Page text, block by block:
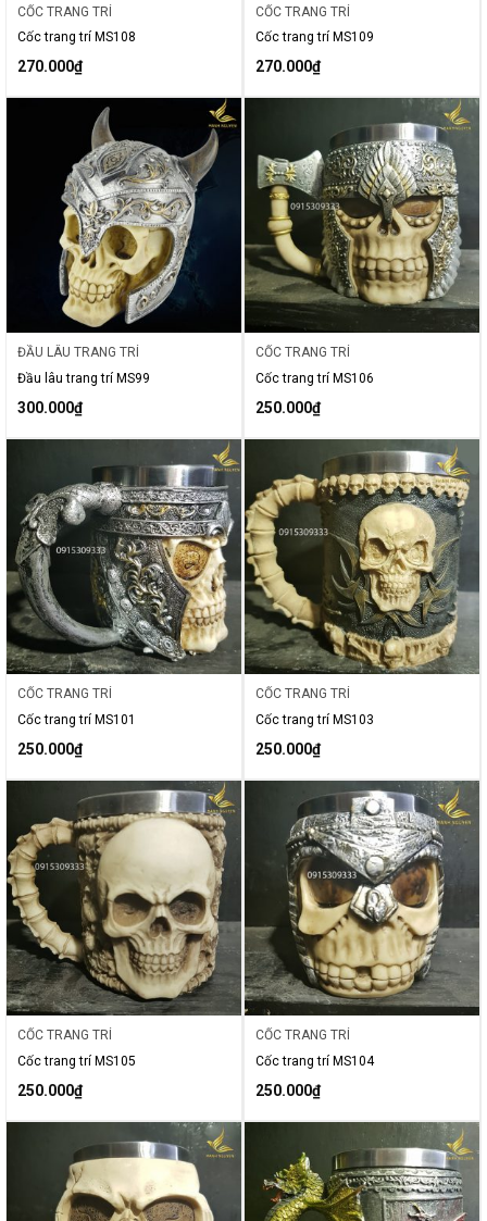
CỐC TRANG TRÍ
Cốc trang trí MS108
270.000₫
CỐC TRANG TRÍ
Cốc trang trí MS109
270.000₫
ĐẦU LÂU TRANG TRÍ
Đầu lâu trang trí MS99
300.000₫
CỐC TRANG TRÍ
Cốc trang trí MS106
250.000₫
CỐC TRANG TRÍ
Cốc trang trí MS101
250.000₫
CỐC TRANG TRÍ
Cốc trang trí MS103
250.000₫
CỐC TRANG TRÍ
Cốc trang trí MS105
250.000₫
CỐC TRANG TRÍ
Cốc trang trí MS104
250.000₫